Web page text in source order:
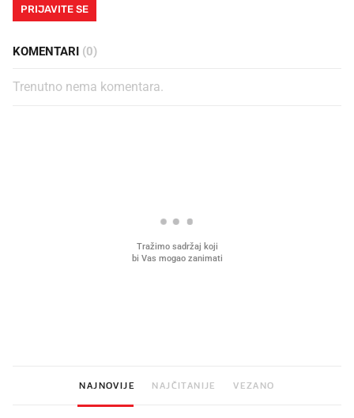
PRIJAVITE SE
KOMENTARI (0)
Trenutno nema komentara.
NAJNOVIJE NAJČITANIJE VEZANO